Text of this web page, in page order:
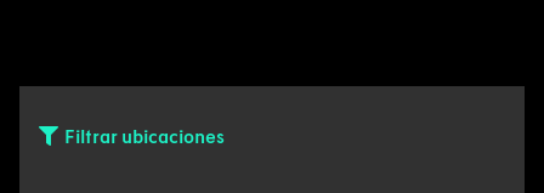
Filtrar ubicaciones